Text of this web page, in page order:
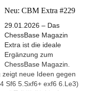
Neu: CBM Extra #229
29.01.2026 – Das
ChessBase Magazin
Extra ist die ideale
Ergänzung zum
ChessBase Magazin.
neue Ideen gegen
Sf6 5.Sxf6+ exf6 6.Le3)